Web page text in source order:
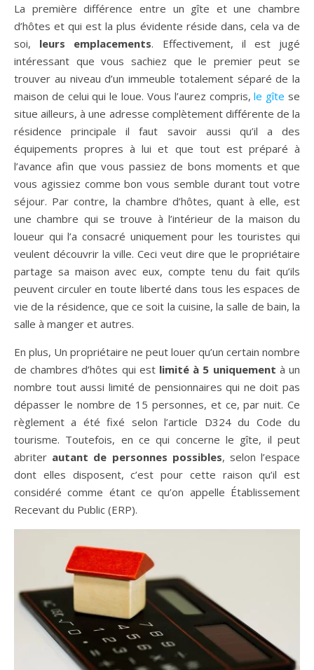
La première différence entre un gîte et une chambre
d’hôtes et qui est la plus évidente réside dans, cela va de
soi, leurs emplacements. Effectivement, il est jugé
intéressant que vous sachiez que le premier peut se
trouver au niveau d’un immeuble totalement séparé de la
maison de celui qui le loue. Vous l’aurez compris,le gîte se
situe ailleurs, à une adresse complètement différente de la
résidence principale il faut savoir aussi qu’il a des
équipements propres à lui et que tout est préparé à
l’avance afin que vous passiez de bons moments et que
vous agissiez comme bon vous semble durant tout votre
séjour. Par contre, la chambre d’hôtes, quant à elle, est
une chambre qui se trouve à l’intérieur de la maison du
loueur qui l’a consacré uniquement pour les touristes qui
veulent découvrir la ville. Ceci veut dire que le propriétaire
partage sa maison avec eux, compte tenu du fait qu’ils
peuvent circuler en toute liberté dans tous les espaces de
vie de la résidence, que ce soit la cuisine, la salle de bain, la
salle à manger et autres.
En plus, Un propriétaire ne peut louer qu’un certain nombre
de chambres d’hôtes qui est limité à 5 uniquement à un
nombre tout aussi limité de pensionnaires qui ne doit pas
dépasser le nombre de 15 personnes, et ce, par nuit. Ce
règlement a été fixé selon l’article D324 du Code du
tourisme. Toutefois, en ce qui concerne le gîte, il peut
abriter autant de personnes possibles, selon l’espace
dont elles disposent, c’est pour cette raison qu’il est
considéré comme étant ce qu’on appelle Établissement
Recevant du Public (ERP).